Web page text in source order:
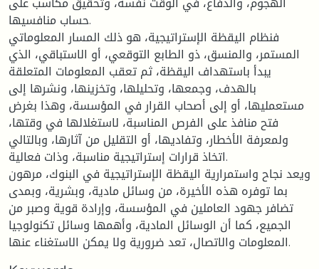
حساب منافسيها.
فنظام اليقظة الإستراتيجية، هو ذلك المسار المعلوماتي
المستمر، والمنسق، ذو الطابع التوقعي، أو الاستباقي، الذي
يبدأ باستهداف اليقظة، ثم تعقب المعلومات المتعلقة
بالهدف، وجمعها، وتحليلها، وتخزينها، ونشرها إلى
مستعمليها، أو إلى أصحاب القرار في المؤسسة، وهذا بغرض
فتح منافذ على الفرص المناسبة، لاستغلالها في وقتها،
ولمعرفة الأخطار، وتفاديها، أو التقليل من آثارها، وبالتالي
اتخاذ قرارات إستراتيجية مناسبة، وذات فعالية.
ويعد نجاح واستمرارية اليقظة الإستراتيجية في البنوك، مرهون
بما توفره هذه الأخيرة، من وسائل مادية، وبشرية، وبمدى
تضافر جهود العاملين في المؤسسة، وإرادة قوية وصبر من
الجميع، كما أن الوسائل المادية، وأهمها وسائل تكنولوجيا
المعلومات والاتصال، تعد ضرورية ولا يمكن الاستغناء عنها.